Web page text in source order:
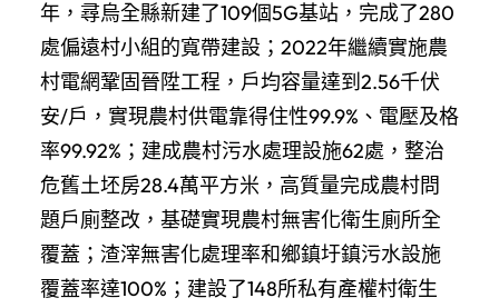
年，尋烏全縣新建了109個5G基站，完成了280
處偏遠村小組的寬帶建設；2022年繼續實施農
村電網鞏固晉陞工程，戶均容量達到2.56千伏
安/戶，實現農村供電靠得住性99.9%、電壓及格
率99.92%；建成農村污水處理設施62處，整治
危舊土坯房28.4萬平方米，高質量完成農村問
題戶廁整改，基礎實現農村無害化衛生廁所全
覆蓋；渣滓無害化處理率和鄉鎮圩鎮污水設施
覆蓋率達100%；建設了148所私有產權村衛生